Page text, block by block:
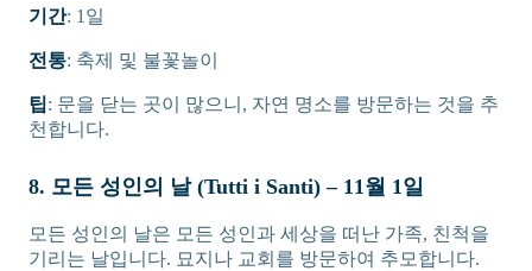
기간: 1일
전통: 축제 및 불꽃놀이
팁: 문을 닫는 곳이 많으니, 자연 명소를 방문하는 것을 추
천합니다.
8. 모든 성인의 날 (Tutti i Santi) – 11월 1일
모든 성인의 날은 모든 성인과 세상을 떠난 가족, 친척을
기리는 날입니다. 묘지나 교회를 방문하여 추모합니다.